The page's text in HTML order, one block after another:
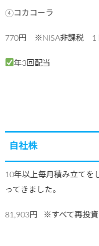
④コカコーラ
770円 ※NISA非課税 1
年3回配当
自社株
10年以上毎月積み立てを
ってきました。
81,903円 ※すべて再投資